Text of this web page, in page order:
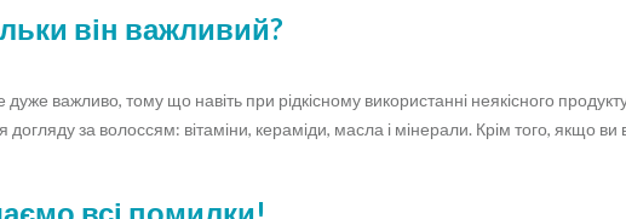
він важливий?
важливо, тому що навіть при рідкісному використанні неякісного
за волоссям: вітаміни, кераміди, масла і мінерали. Крім того, якщо ви